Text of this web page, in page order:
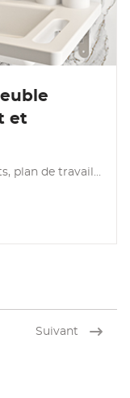
et
plan de travail…
Suivant